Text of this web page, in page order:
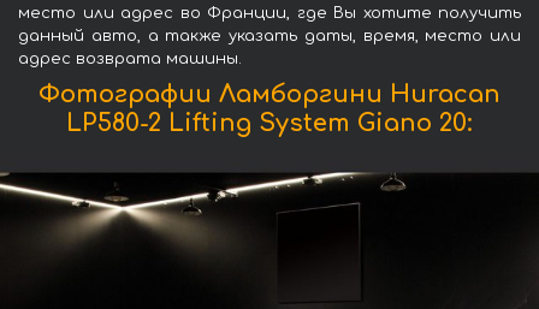
место или адрес во Франции, где Вы хотите получить
данный авто, а также указать даты, время, место или
адрес возврата машины.
Фотографии Ламборгини Huracan
LP580-2 Lifting System Giano 20: